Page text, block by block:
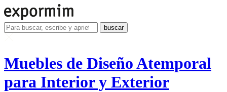
buscar
Muebles de Diseño Atemporal
para Interior y Exterior